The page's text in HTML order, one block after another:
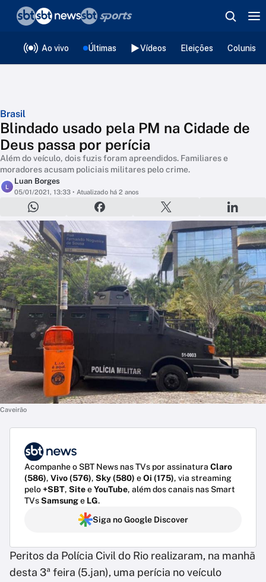
Ao vivo Últimas Vídeos Eleições
Brasil
Blindado usado pela PM na Cidade de
Deus passa por perícia
Além do veículo, dois fuzis foram apreendidos. Familiares e
moradores acusam policiais militares pelo crime.
L
Luan Borges
05/01/2021, 13:33 • Atualizado há 2 anos
Caveirão
Acompanhe o SBT News nas TVs por assinatura Claro
(586), Vivo (576), Sky (580) eOi (175), via streaming
pelo+SBT, SiteeYouTube, além dos canais nas Smart
TVsSamsunge LG.
Siga no Google Discover
Peritos da Polícia Civil do Rio realizaram, na manhã
desta 3ª feira (5.jan), uma perícia no veículo
❮voltar
Editorias